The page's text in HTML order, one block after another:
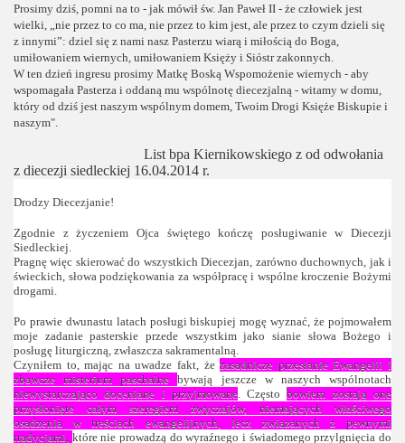
Prosimy dziś, pomni na to - jak mówił św. Jan Paweł II - że człowiek jest
wielki, „nie przez to co ma, nie przez to kim jest, ale przez to czym dzieli się
z innymi”: dziel się z nami nasz Pasterzu wiarą i miłością do Boga,
umiłowaniem wiernych, umiłowaniem Księży i Sióstr zakonnych.
W ten dzień ingresu prosimy Matkę Boską Wspomożenie wiernych - aby
wspomagała Pasterza i oddaną mu wspólnotę diecezjalną - witamy w domu,
który od dziś jest naszym wspólnym domem, Twoim Drogi Księże Biskupie i
naszym".
List bpa Kiernikowskiego z od odwołania
z diecezji siedleckiej 16.04.2014 r.
Drodzy Diecezjanie!
Zgodnie z życzeniem Ojca świętego kończę posługiwanie w Diecezji
Siedleckiej.
Pragnę więc skierować do wszystkich Diecezjan, zarówno duchownych, jak i
świeckich, słowa podziękowania za współpracę i wspólne kroczenie Bożymi
drogami.
Po prawie dwunastu latach posługi biskupiej mogę wyznać, że pojmowałem
moje zadanie pasterskie przede wszystkim jako sianie słowa Bożego i
posługę liturgiczną, zwłaszcza sakramentalną.
Czyniłem to, mając na uwadze fakt, żezasadnicze przesłanie Ewangelii i
zbawcze misterium paschalnebywają jeszcze w naszych wspólnotach
niewystarczająco doceniane i przyjmowane. Częstobowiem zostają one
przysłonięte całym szeregiem zwyczajów, niemających właściwego
osadzenia w treściach ewangelijnych, lecz związanych z pewnymi
tradycjami, które nie prowadzą do wyraźnego i świadomego przylgnięcia do